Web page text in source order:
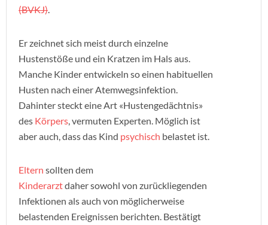
(BVKJ).
Er zeichnet sich meist durch einzelne
Hustenstöße und ein Kratzen im Hals aus.
Manche Kinder entwickeln so einen habituellen
Husten nach einer Atemwegsinfektion.
Dahinter steckt eine Art «Hustengedächtnis»
des Körpers, vermuten Experten. Möglich ist
aber auch, dass das Kind psychisch belastet ist.
Eltern sollten dem
Kinderarztdaher sowohl von zurückliegenden
Infektionen als auch von möglicherweise
belastenden Ereignissen berichten. Bestätigt